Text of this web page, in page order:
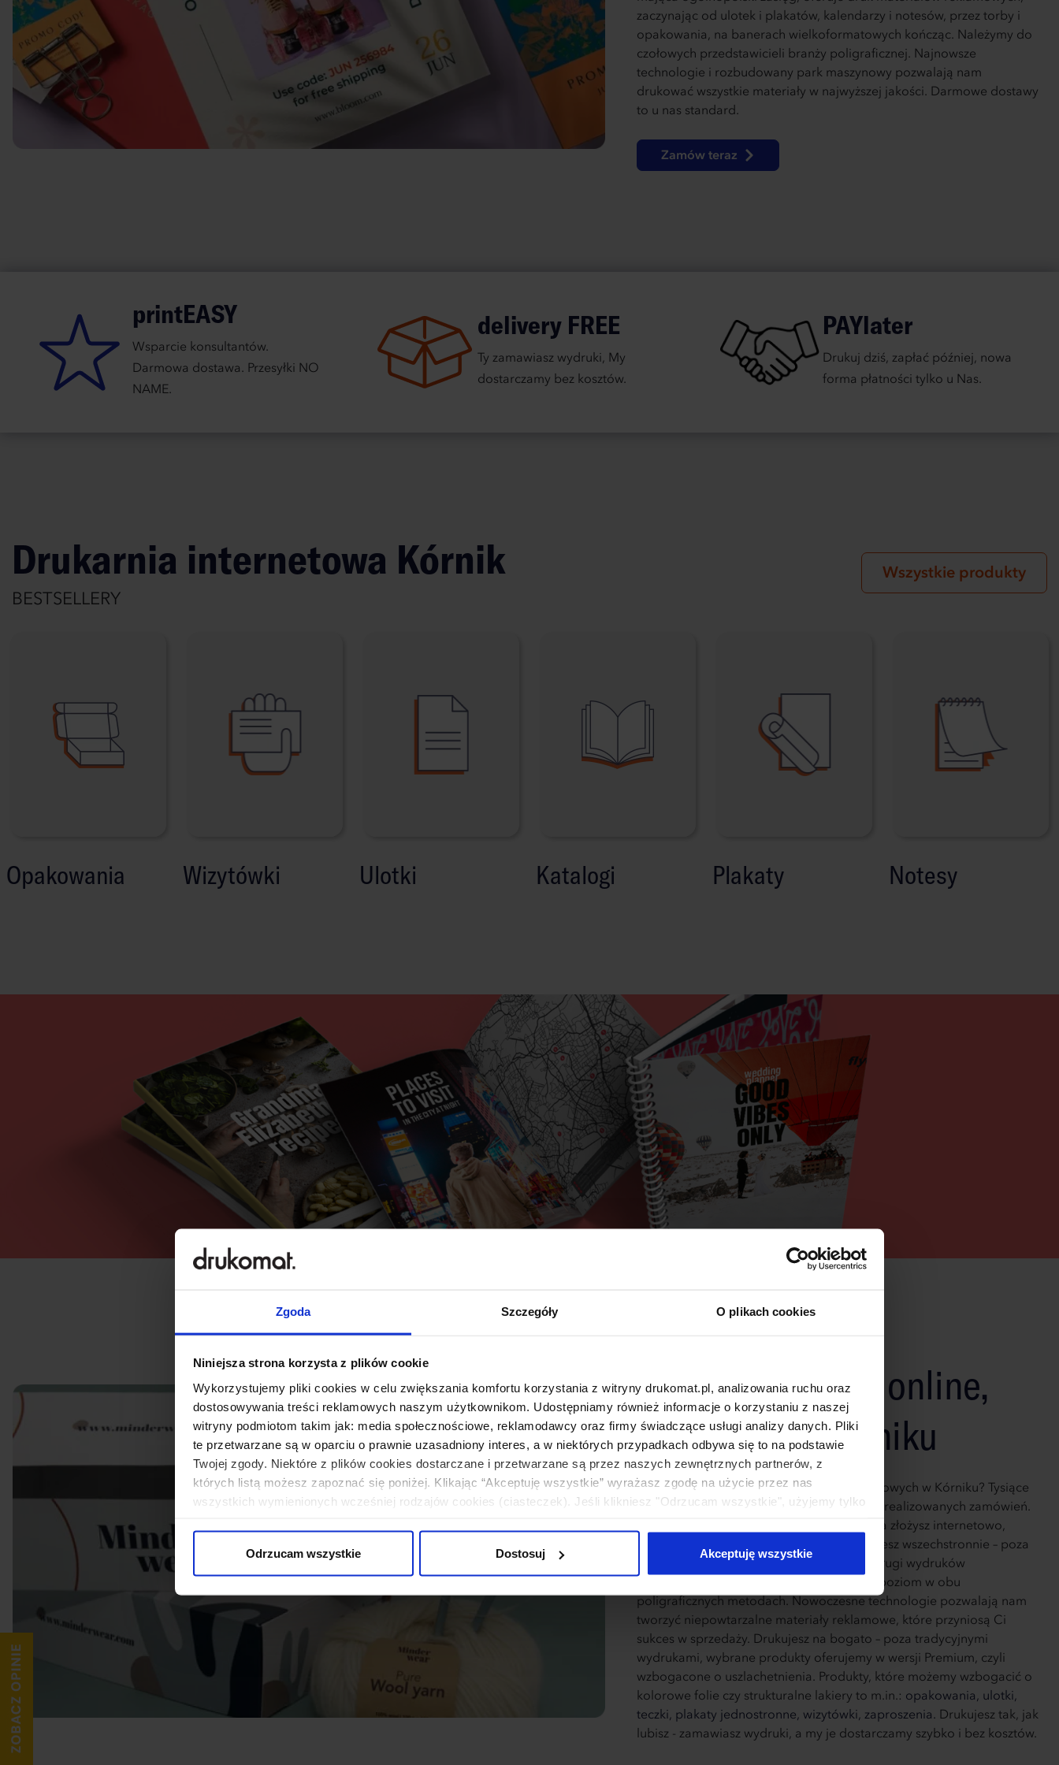
Zgoda Szczegóły O plikach cookies
Niniejsza strona korzysta z plików cookie
Wykorzystujemy pliki cookies w celu zwiększania komfortu korzystania z witryny drukomat.pl, analizowania ruchu oraz
dostosowywania treści reklamowych naszym użytkownikom. Udostępniamy również informacje o korzystaniu z naszej
witryny podmiotom takim jak: media społecznościowe, reklamodawcy oraz firmy świadczące usługi analizy danych. Pliki
te przetwarzane są w oparciu o prawnie uzasadniony interes, a w niektórych przypadkach odbywa się to na podstawie
Twojej zgody. Niektóre z plików cookies dostarczane i przetwarzane są przez naszych zewnętrznych partnerów, z
których listą możesz zapoznać się poniżej. Klikając “Akceptuję wszystkie” wyrażasz zgodę na użycie przez nas
wszystkich wymienionych wcześniej rodzajów cookies (ciasteczek). Jeśli klikniesz "Odrzucam wszystkie", użyjemy tylko
Odrzucam wszystkie
Dostosuj Akceptuję wszystkie
zaczynając od ulotek i plakatów, kalendarzy i notesów, przez torby i
opakowania, na banerach wielkoformatowych kończąc. Należymy do
czołowych przedstawicieli branży poligraficznej. Najnowsze
technologie i rozbudowany park maszynowy pozwalają nam
drukować wszystkie materiały w najwyższej jakości. Darmowe dostawy
to u nas standard.
Zamów teraz
printEASY
Wsparcie konsultantów.
Darmowa dostawa. Przesyłki NO
NAME.
delivery FREE
Ty zamawiasz wydruki, My
dostarczamy bez kosztów.
PAYlater
Drukuj dziś, zapłać później, nowa
forma płatności tylko u Nas.
Drukarnia internetowa Kórnik
BESTSELLERY
Wszystkie produkty
Opakowania Wizytówki Ulotki Katalogi Plakaty Notesy
Wyjątkowy druk online,
dostępny w Kórniku
Co nas wyróżnia na tle innych drukarni cyfrowych w Kórniku? Tysiące
zadowolonych klientów i dziesiątki tysięcy zrealizowanych zamówień.
Drukujesz wygodnie - wszystkie zamówienia złożysz internetowo,
oszczędzając dzięki temu swój czas. Drukujesz wszechstronnie – poza
drukiem cyfrowym, świadczymy również usługi wydruków
offsetowych, reprezentując równie wysoki poziom w obu
poligraficznych metodach. Nowoczesne technologie pozwalają nam
tworzyć niepowtarzalne materiały reklamowe, które przyniosą Ci
sukces w sprzedaży. Drukujesz na bogato – poza tradycyjnymi
wydrukami, wybrane produkty oferujemy w wersji Premium, czyli
wzbogacone o uszlachetnienia. Produkty, które możemy wzbogacić o
kolorowe folie czy strukturalne lakiery to m.in.: opakowania, ulotki,
teczki, plakaty jednostronne, wizytówki, zaproszenia. Drukujesz tak, jak
lubisz - zamawiasz wydruki, a my je dostarczamy szybko i bez kosztów.